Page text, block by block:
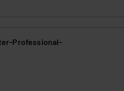
Professional-